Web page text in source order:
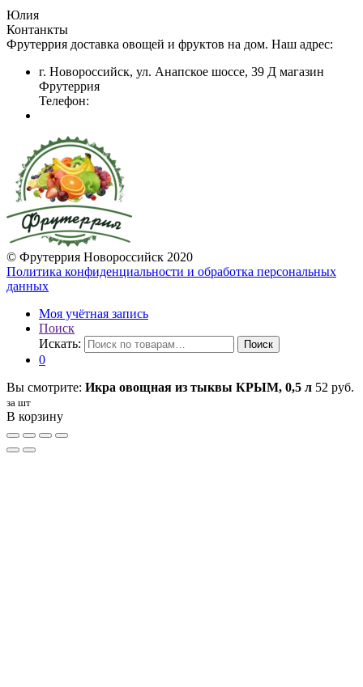
Юлия
Контанкты
Фрутеррия доставка овощей и фруктов на дом. Наш адрес:
г. Новороссийск, ул. Анапское шоссе, 39 Д магазин
Фрутеррия
Телефон:
© Фрутеррия Новороссийск 2020
Политика конфиденциальности и обработка персональных
данных
Моя учётная запись
Поиск
Искать:
Поиск
0
Вы смотрите: Икра овощная из тыквы КРЫМ, 0,5 л 52 руб.
за шт
В корзину